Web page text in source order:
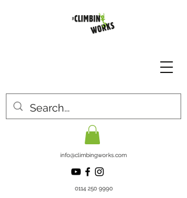
0114 250 9990
info@climbingworks.com